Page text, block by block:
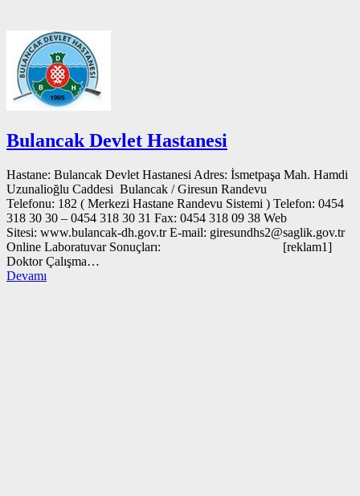
Bulancak Devlet Hastanesi
Hastane: Bulancak Devlet Hastanesi Adres: İsmetpaşa Mah. Hamdi
Uzunalioğlu Caddesi Bulancak / Giresun Randevu
Telefonu: 182 ( Merkezi Hastane Randevu Sistemi ) Telefon: 0454
318 30 30 – 0454 318 30 31 Fax: 0454 318 09 38 Web
Sitesi: www.bulancak-dh.gov.tr E-mail: giresundhs2@saglik.gov.tr
Online Laboratuvar Sonuçları: [reklam1]
Doktor Çalışma…
Devamı